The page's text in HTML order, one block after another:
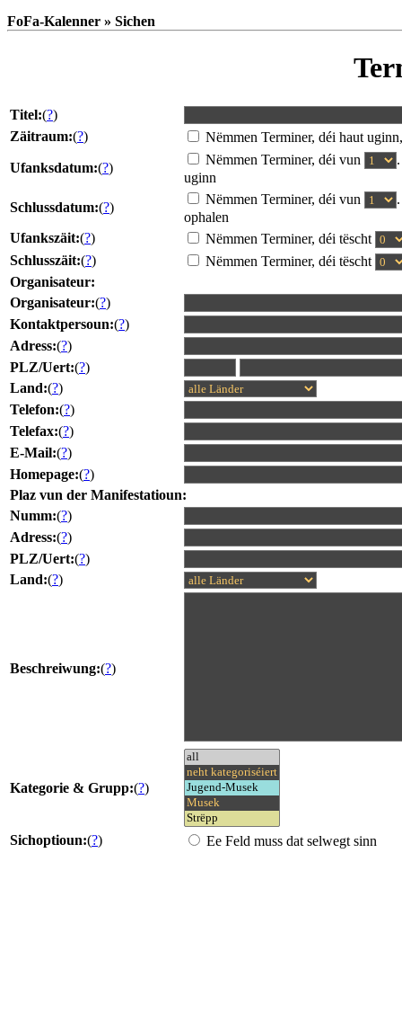
FoFa-Kalenner » Sichen
Titel:(?)
Zäitraum:(?)
Nëmmen Terminer, déi haut
Ufanksdatum:(?)
Nëmmen Terminer, déi vun
uginn
Schlussdatum:(?)
Nëmmen Terminer, déi vun
ophalen
Ufankszäit:(?)
Nëmmen Terminer, déi tëscht
Schlusszäit:(?)
Nëmmen Terminer, déi tëscht
Organisateur:
Organisateur:(?)
Kontaktpersoun:(?)
Adress:(?)
PLZ/Uert:(?)
Land:(?)
Telefon:(?)
Telefax:(?)
E-Mail:(?)
Homepage:(?)
Plaz vun der Manifestatioun:
Numm:(?)
Adress:(?)
PLZ/Uert:(?)
Land:(?)
Beschreiwung:(?)
Kategorie & Grupp:(?)
Sichoptioun:(?) Ee Feld muss dat selwegt sinn